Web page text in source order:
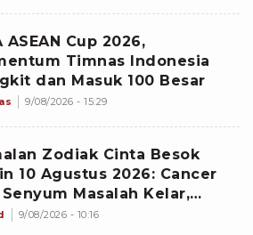
ASEAN Cup 2026,
Timnas Indonesia
dan Masuk 100 Besar
9/08/2026 - 15:29
Zodiak Cinta Besok
10 Agustus 2026: Cancer
Masalah Kelar,
Awas Terprovokasi
9/08/2026 - 10:16